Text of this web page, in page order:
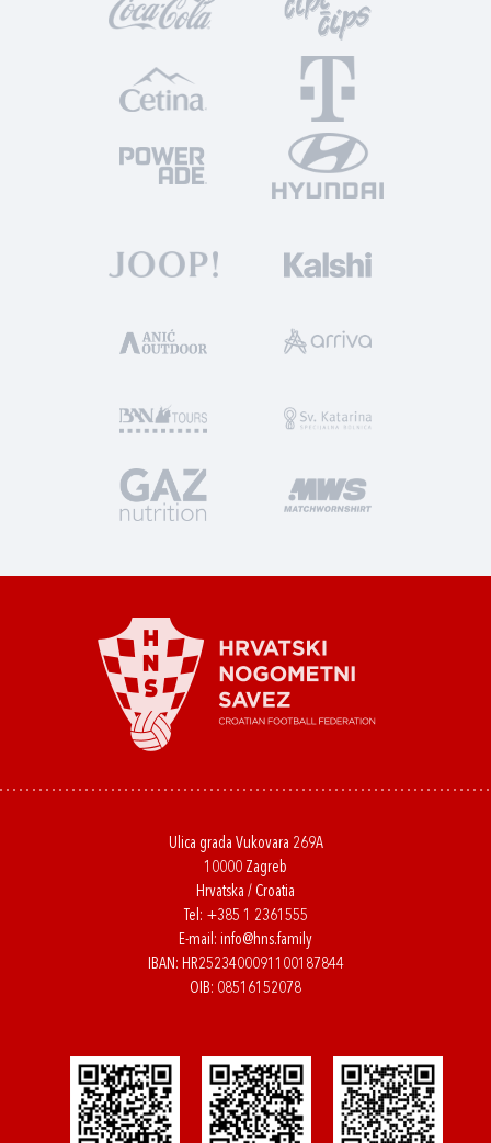
Ulica grada Vukovara 269A
10000 Zagreb
Hrvatska / Croatia
Tel: +385 1 2361555
E-mail: info@hns.family
IBAN: HR2523400091100187844
OIB: 08516152078